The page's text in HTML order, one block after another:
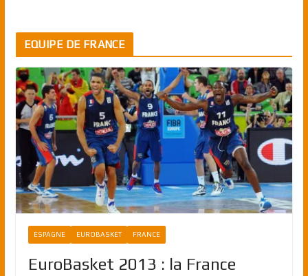
EQUIPE DE FRANCE
ESPAGNE EUROBASKET FRANCE
EuroBasket 2013 : la France